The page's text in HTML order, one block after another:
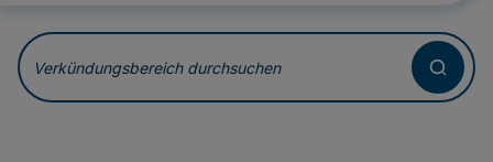
Verkündungsbereich durchsuchen